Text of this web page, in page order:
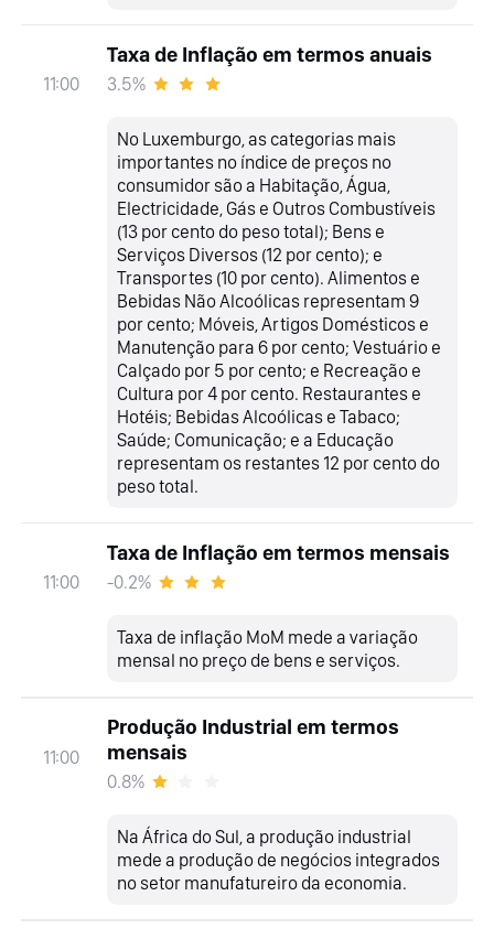
11:00
Taxa de Inflação em termos anuais
3.5%
No Luxemburgo, as categorias mais
importantes no índice de preços no
consumidor são a Habitação, Água,
Electricidade, Gás e Outros Combustíveis
(13 por cento do peso total); Bens e
Serviços Diversos (12 por cento); e
Transportes (10 por cento). Alimentos e
Bebidas Não Alcoólicas representam 9
por cento; Móveis, Artigos Domésticos e
Manutenção para 6 por cento; Vestuário e
Calçado por 5 por cento; e Recreação e
Cultura por 4 por cento. Restaurantes e
Hotéis; Bebidas Alcoólicas e Tabaco;
Saúde; Comunicação; e a Educação
representam os restantes 12 por cento do
peso total.
11:00
Taxa de Inflação em termos mensais
-0.2%
Taxa de inflação MoM mede a variação
mensal no preço de bens e serviços.
11:00
Produção Industrial em termos
mensais
0.8%
Na África do Sul, a produção industrial
mede a produção de negócios integrados
no setor manufatureiro da economia.